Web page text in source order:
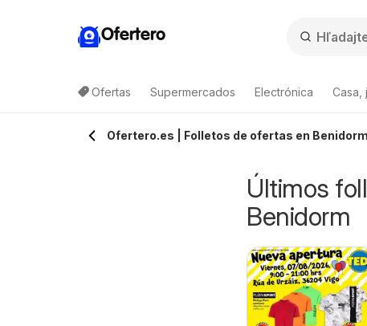
Ofertero
Ofertas Supermercados Electrónica Casa,
Ofertero.es | Folletos de ofertas en
Últimos
Benidorm